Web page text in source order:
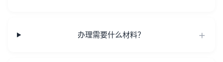
办理需要什么材料？